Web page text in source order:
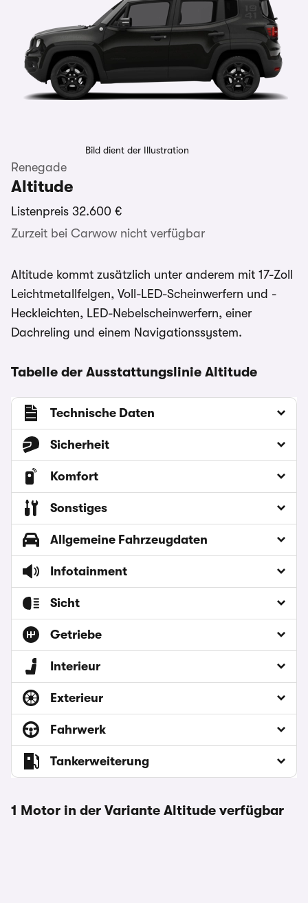
Bild dient der Illustration
Renegade
Altitude
Listenpreis 32.600 €
Zurzeit bei Carwow nicht verfügbar
Altitude kommt zusätzlich unter anderem mit 17-Zoll
Leichtmetallfelgen, Voll-LED-Scheinwerfern und -
Heckleichten, LED-Nebelscheinwerfern, einer
Dachreling und einem Navigationssystem.
Tabelle der Ausstattungslinie Altitude
Technische Daten
Sicherheit
Komfort
Sonstiges
Allgemeine Fahrzeugdaten
Infotainment
Sicht
Getriebe
Interieur
Exterieur
Fahrwerk
Tankerweiterung
1 Motor in der Variante Altitude verfügbar